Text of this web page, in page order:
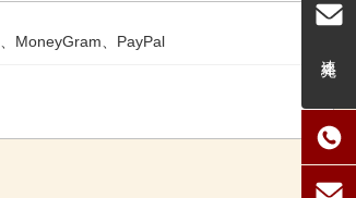
MoneyGram、PayPal